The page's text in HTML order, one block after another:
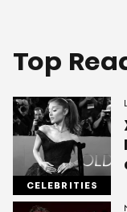
Top
CELEBRITIES